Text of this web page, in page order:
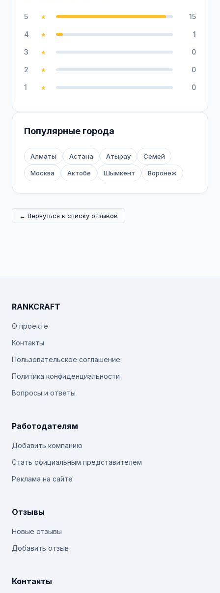
5 ★ 15
4 ★ 1
3 ★ 0
2 ★ 0
1 ★ 0
Популярные города
Алматы Астана Атырау Семей
Москва Актобе Шымкент Воронеж
← Вернуться к списку отзывов
RANKCRAFT
О проекте
Контакты
Пользовательское соглашение
Политика конфиденциальности
Вопросы и ответы
Работодателям
Добавить компанию
Стать официальным представителем
Реклама на сайте
Отзывы
Новые отзывы
Добавить отзыв
Контакты